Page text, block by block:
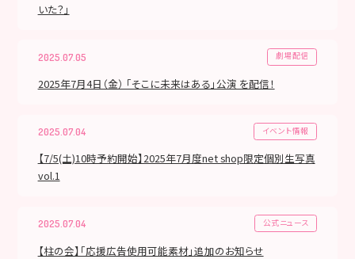
いた？」
2025.07.05 劇場配信
2025年7月4日（金） 「そこに未来はある」公演 を配信！
2025.07.04 イベント情報
【7/5(土)10時予約開始】2025年7月度net shop限定個別生写真
vol.1
2025.07.04 公式ニュース
【柱の会】「応援広告使用可能素材」追加のお知らせ